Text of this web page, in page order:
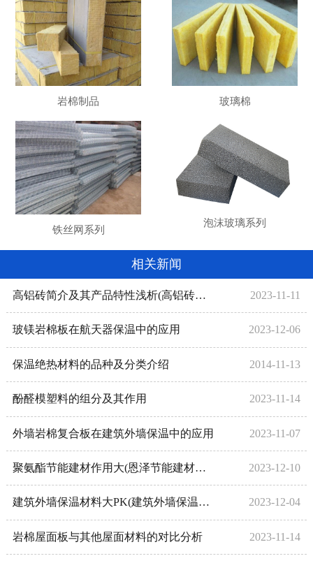
岩棉制品 玻璃棉
铁丝网系列
泡沫玻璃系列
相关新闻
高铝砖简介及其产品特性浅析(高铝砖是什么材质) 2023-11-11
玻镁岩棉板在航天器保温中的应用 2023-12-06
保温绝热材料的品种及分类介绍 2014-11-13
酚醛模塑料的组分及其作用 2023-11-14
外墙岩棉复合板在建筑外墙保温中的应用 2023-11-07
聚氨酯节能建材作用大(恩泽节能建材聚氨酯复合板) 2023-12-10
建筑外墙保温材料大PK(建筑外墙保温材料有哪些种类) 2023-12-04
岩棉屋面板与其他屋面材料的对比分析 2023-11-14